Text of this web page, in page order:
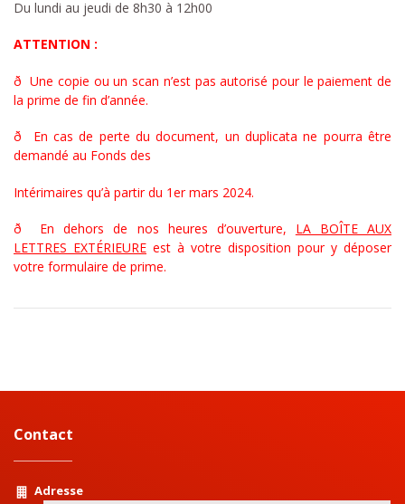
Du lundi au jeudi de 8h30 à 12h00
ATTENTION :
ð Une copie ou un scan n’est pas autorisé pour le paiement de
la prime de fin d’année.
ð En cas de perte du document, un duplicata ne pourra être
demandé au Fonds des
Intérimaires qu’à partir du 1er mars 2024.
ð En dehors de nos heures d’ouverture, LA BOÎTE AUX
LETTRES EXTÉRIEURE est à votre disposition pour y déposer
votre formulaire de prime.
Contact
Adresse